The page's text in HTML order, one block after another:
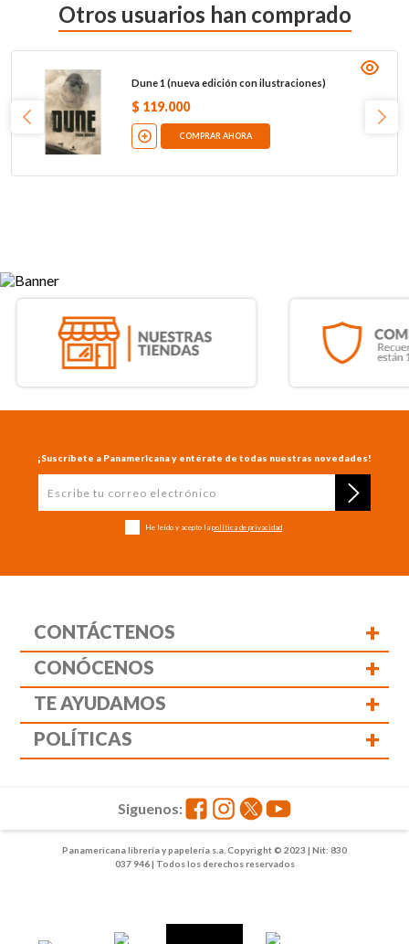
Otros usuarios han comprado
Dune 1 (nueva edición con ilustraciones)
$ 119.000
COMPRAR AHORA
¡Suscríbete a Panamericana y entérate de todas nuestras novedades!
He leído y acepto la política de privacidad
CONTÁCTENOS +
CONÓCENOS +
TE AYUDAMOS +
POLÍTICAS +
Panamericana librería y papelería s.a. Copyright © 2023 | Nit: 830
037 946 | Todos los derechos reservados
Siguenos: